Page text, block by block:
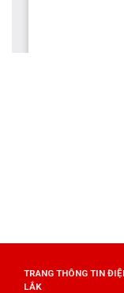
TRANG THÔNG TIN
LẮK